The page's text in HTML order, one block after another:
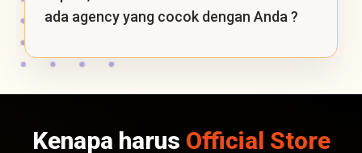
ada agency yang cocok dengan Anda ?
Kenapa harus Official Store